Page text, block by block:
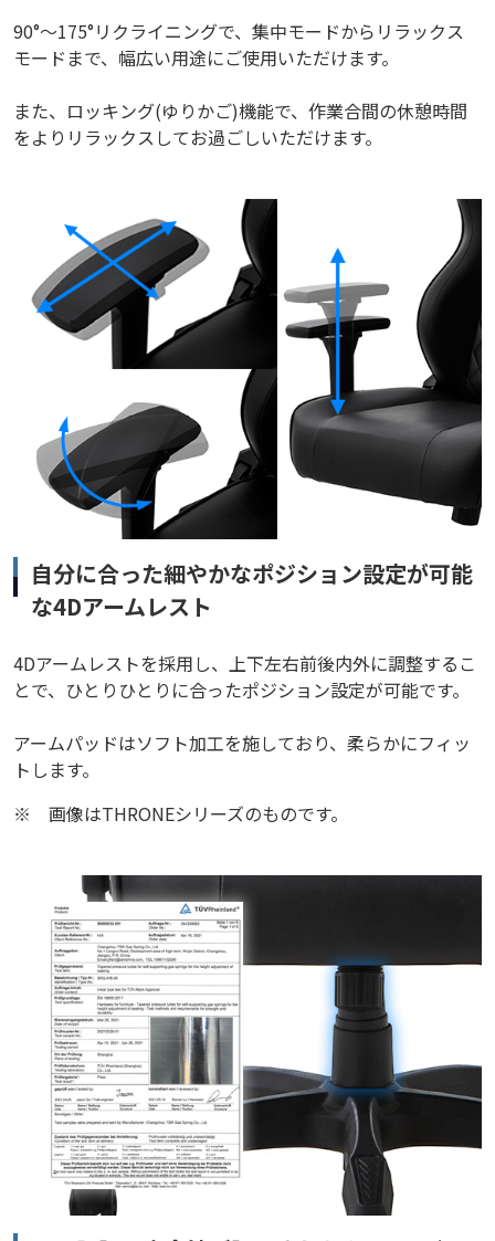
90°～175°リクライニングで、集中モードからリラックス
モードまで、幅広い用途にご使用いただけます。
また、ロッキング(ゆりかご)機能で、作業合間の休憩時間
をよりリラックスしてお過ごしいただけます。
自分に合った細やかなポジション設定が可能
な4Dアームレスト
4Dアームレストを採用し、上下左右前後内外に調整するこ
とで、ひとりひとりに合ったポジション設定が可能です。
アームパッドはソフト加工を施しており、柔らかにフィッ
トします。
※
画像はTHRONEシリーズのものです。